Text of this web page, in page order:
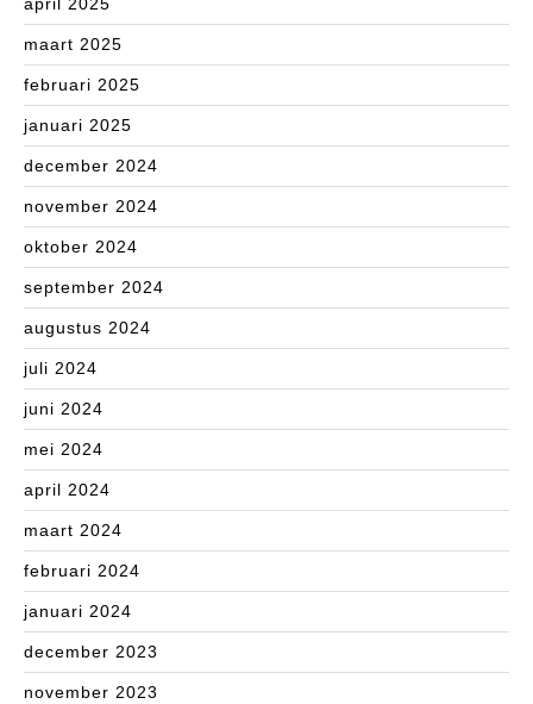
maart 2025
februari 2025
januari 2025
december 2024
november 2024
oktober 2024
september 2024
augustus 2024
juli 2024
juni 2024
mei 2024
april 2024
maart 2024
februari 2024
januari 2024
december 2023
november 2023